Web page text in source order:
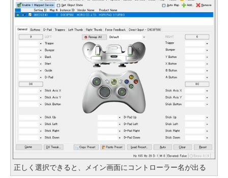
正しく選択できると、メイン画面にコントローラー名が出る